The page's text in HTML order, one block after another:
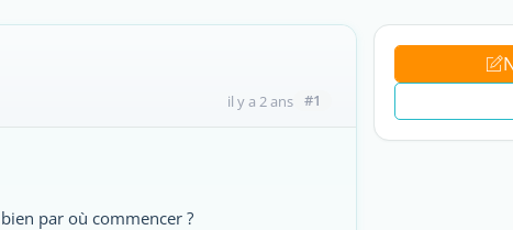
il y a 2 ans #1
par où commencer ?